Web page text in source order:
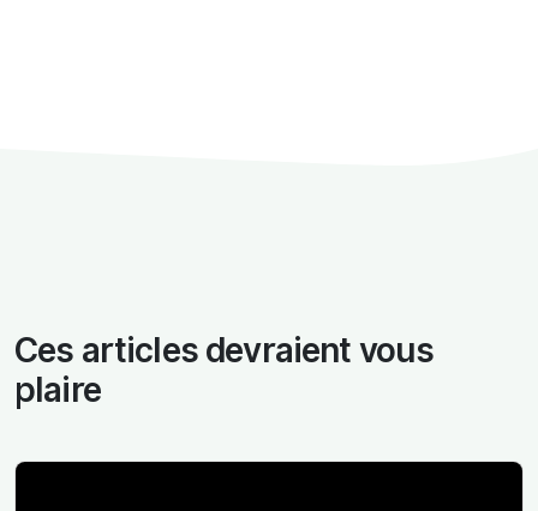
Ces articles devraient vous
plaire